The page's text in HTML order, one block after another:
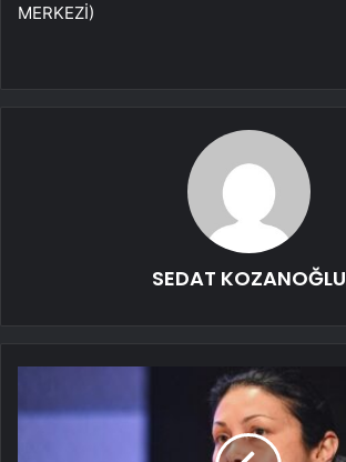
MERKEZİ)
SEDAT KOZANOĞLU